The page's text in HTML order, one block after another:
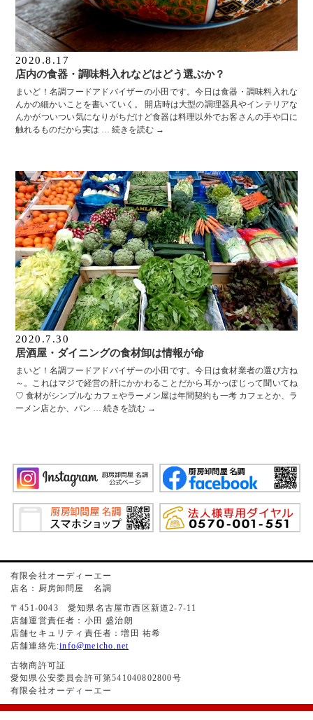
2020.8.17
店内の食器・調味料入れなどはどう選ぶか？
まいど！名調フードアドバイザーの小田です。今日は食器・調味料入れな
んかの細かいことを書いていく。 開店時は大型の調理器具やインテリアな
んかがついつい気になりがちだけど食器は料理以外でお客さんの手や口に
触れるものだから実は … 続きを読む →
2020.7.30
居酒屋・ダイニングの食材卸は情報が命
まいど！名調フードアドバイザーの小田です。今日は食材業者の選び方ね
～。これはマジで経営の肝にかかわることだから耳かっぽじって聞いてね
♡ 食材がシンプルなカフェやラーメン屋は年間契約も一考 カフェとか、ラ
ーメン店とか、パン … 続きを読む →
有限会社オーディーエー
店名：厨房卸問屋 名調
〒451-0043 愛知県名古屋市西区新道2-7-11
店舗運営責任者：小田 盛治朗
店舗セキュリティ責任者：増田 祐希
店舗連絡先:info@meicho.net
古物商許可証
愛知県公安委員会許可第541040802800号
有限会社オーディーエー